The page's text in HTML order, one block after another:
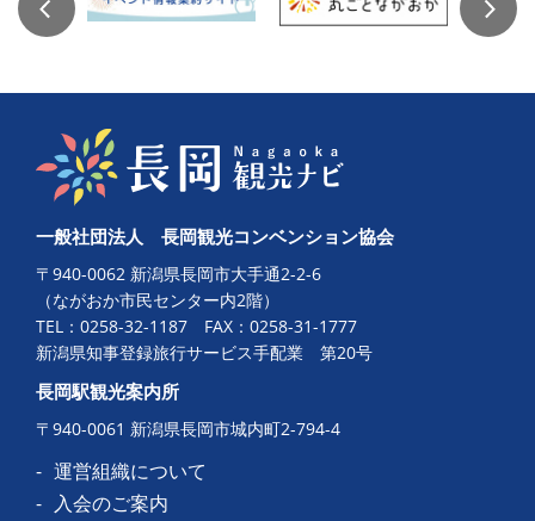
一般社団法人 長岡観光コンベンション協会
〒940-0062 新潟県長岡市大手通2-2-6
（ながおか市民センター内2階）
TEL： 0258-32-1187 FAX：0258-31-1777
新潟県知事登録旅行サービス手配業 第20号
長岡駅観光案内所
〒940-0061 新潟県長岡市城内町2-794-4
運営組織について
入会のご案内